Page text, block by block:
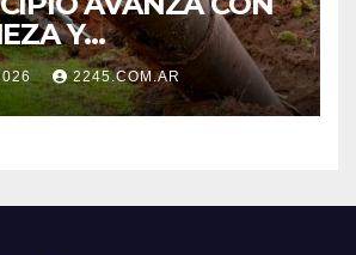
Y
DE
2245.COM.AR